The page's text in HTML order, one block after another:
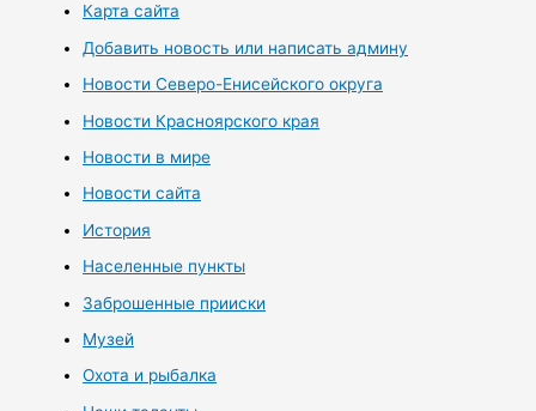
Карта сайта
Добавить новость или написать админу
Новости Северо-Енисейского округа
Новости Красноярского края
Новости в мире
Новости сайта
История
Населенные пункты
Заброшенные прииски
Музей
Охота и рыбалка